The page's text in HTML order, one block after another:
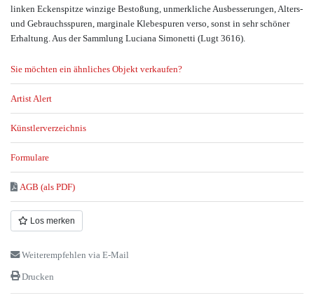
linken Eckenspitze winzige Bestoßung, unmerkliche Ausbesserungen, Alters-
und Gebrauchsspuren, marginale Klebespuren verso, sonst in sehr schöner
Erhaltung. Aus der Sammlung Luciana Simonetti (Lugt 3616).
Sie möchten ein ähnliches Objekt verkaufen?
Artist Alert
Künstlerverzeichnis
Formulare
AGB (als PDF)
Los merken
Weiterempfehlen via E-Mail
Drucken